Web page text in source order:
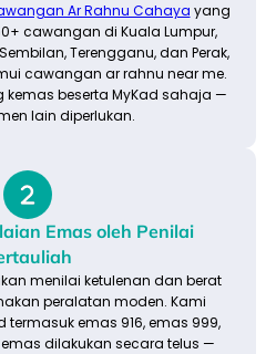
Ar Rahnu Cahaya yang
cawangan di Kuala Lumpur,
Terengganu, dan Perak,
cawangan ar rahnu near me.
beserta MyKad sahaja —
lain diperlukan.
Emas oleh Penilai
menilai ketulenan dan berat
peralatan moden. Kami
emas 916, emas 999,
dilakukan secara telus —